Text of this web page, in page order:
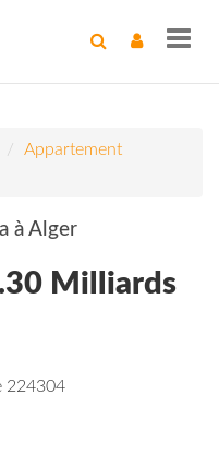
Appartement
à Alger
Milliards
224304